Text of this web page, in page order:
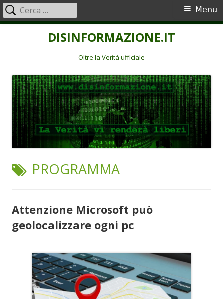
DISINFORMAZIONE.IT
Oltre la Verità ufficiale
Menu
principale
Menu
Ricerca
per:
TAG:
PROGRAMMA
Attenzione Microsoft può
geolocalizzare ogni pc